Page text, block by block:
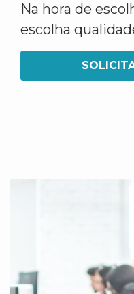
Na hora de
escolha